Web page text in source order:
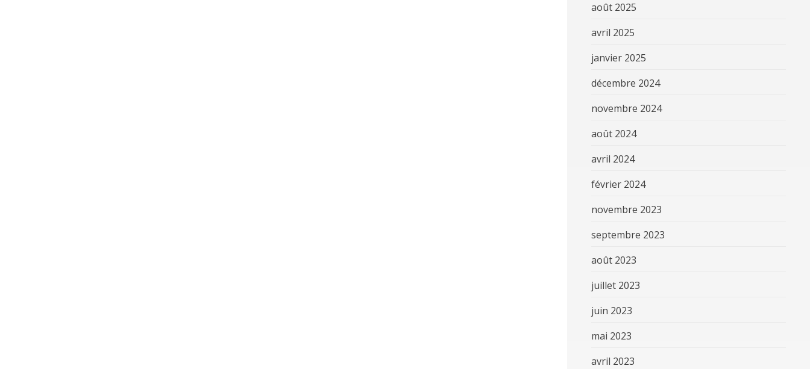
août 2025
avril 2025
janvier 2025
décembre 2024
novembre 2024
août 2024
avril 2024
février 2024
novembre 2023
septembre 2023
août 2023
juillet 2023
juin 2023
mai 2023
avril 2023